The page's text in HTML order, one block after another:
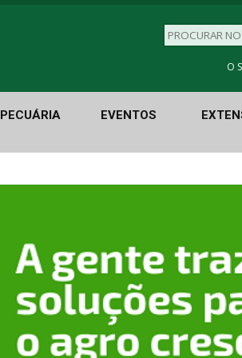
O
PECUÁRIA EVENTOS